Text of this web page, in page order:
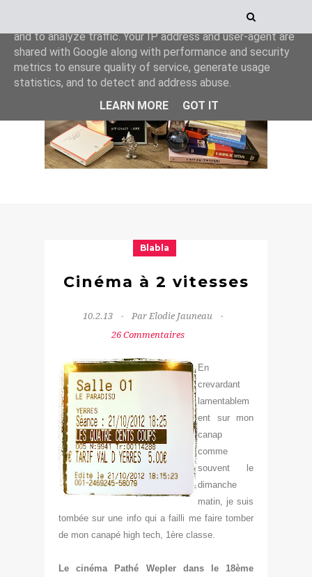
Blabla
Cinéma à 2 vitesses
10.2.13
Par Elodie Jauneau
26 Commentaires
En
crevardant
lamentablem
ent sur mon
canap
comme
souvent le
dimanche
matin, je suis
tombée sur une info qui a failli me faire tomber
de mon canapé high tech, 1ère classe
Le cinéma Pathé Wepler dans le 18ème
This site uses cookies from Google to deliver its services
and to analyze traffic. Your IP address and user-agent are
shared with Google along with performance and security
metrics to ensure quality of service, generate usage
statistics, and to detect and address abuse.
LEARN MORE
GOT IT